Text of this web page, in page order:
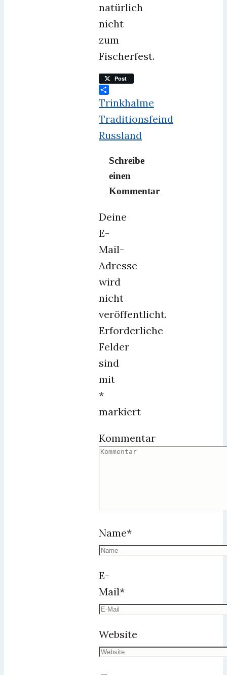
natürlich
nicht
zum
Fischerfest.
Post
Teilen
Trinkhalme
Traditionsfeind
Russland
Schreibe
einen
Kommentar
Deine
E-
Mail-
Adresse
wird
nicht
veröffentlicht.
Erforderliche
Felder
sind
mit
*
markiert
Kommentar
Name*
E-
Mail*
Website